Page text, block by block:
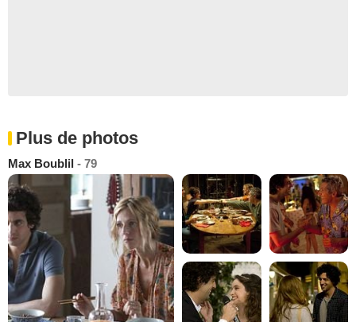
Plus de photos
Max Boublil - 79